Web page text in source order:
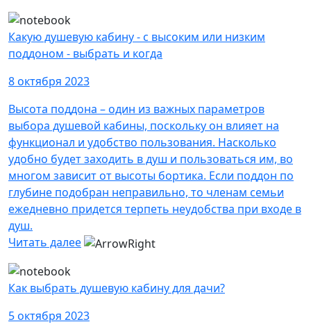
Какую душевую кабину - с высоким или низким
поддоном - выбрать и когда
8 октября 2023
Высота поддона – один из важных параметров
выбора душевой кабины, поскольку он влияет на
функционал и удобство пользования. Насколько
удобно будет заходить в душ и пользоваться им, во
многом зависит от высоты бортика. Если поддон по
глубине подобран неправильно, то членам семьи
ежедневно придется терпеть неудобства при входе в
душ.
Читать далее
Как выбрать душевую кабину для дачи?
5 октября 2023